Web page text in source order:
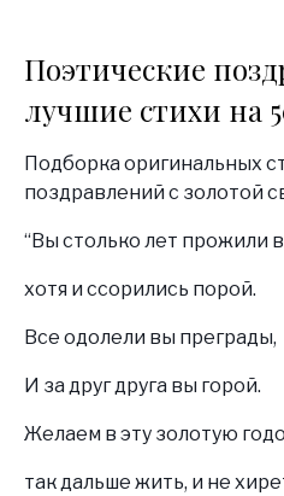
Поэтические
лучшие стихи на
Подборка оригинальных
поздравлений с золотой
“Вы столько лет прожили
хотя и ссорились порой.
Все одолели вы преграды,
И за друг друга вы горой.
Желаем в эту золотую
так дальше жить, и не